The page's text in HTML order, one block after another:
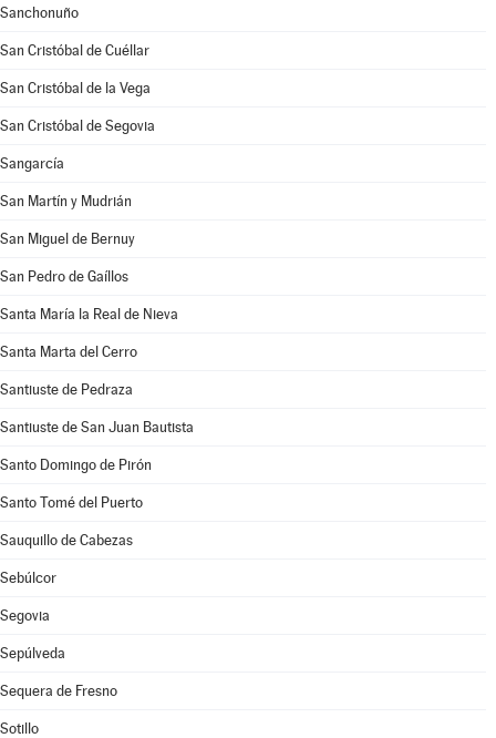
Sanchonuño
San Cristóbal de Cuéllar
San Cristóbal de la Vega
San Cristóbal de Segovia
Sangarcía
San Martín y Mudrián
San Miguel de Bernuy
San Pedro de Gaíllos
Santa María la Real de Nieva
Santa Marta del Cerro
Santiuste de Pedraza
Santiuste de San Juan Bautista
Santo Domingo de Pirón
Santo Tomé del Puerto
Sauquillo de Cabezas
Sebúlcor
Segovia
Sepúlveda
Sequera de Fresno
Sotillo